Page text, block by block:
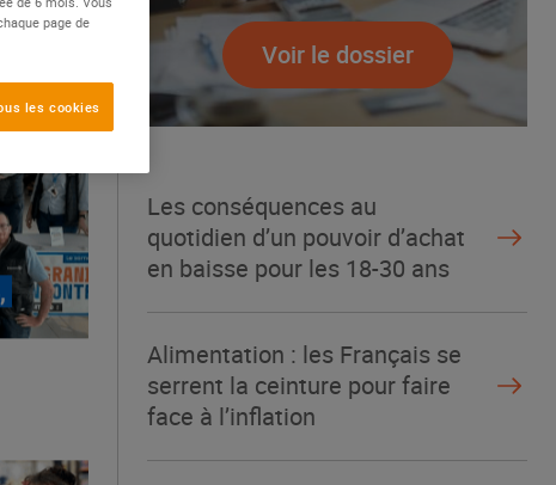
Voir le dossier
Les conséquences au
quotidien d’un pouvoir d’achat
en baisse pour les 18-30 ans
Alimentation : les Français se
serrent la ceinture pour faire
face à l’inflation
page de
les cookies